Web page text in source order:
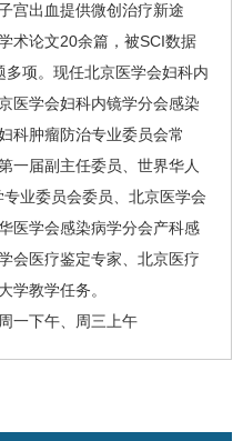
宫出血提供微创治疗新途
术论文20余篇，被SCI数据
项。现任北京医学会妇科内
医学会妇科内镜学分会感染
科肿瘤防治专业委员会常
一届副主任委员、世界华人
业委员会委员、北京医学会
医学会感染病学分会产科感
会医疗鉴定专家、北京医疗
学教学任务。
一下午、周三上午